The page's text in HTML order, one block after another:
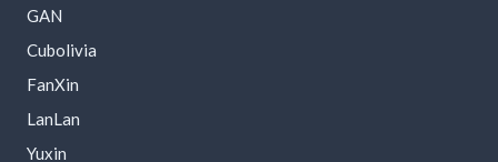
GAN
Cubolivia
FanXin
LanLan
Yuxin